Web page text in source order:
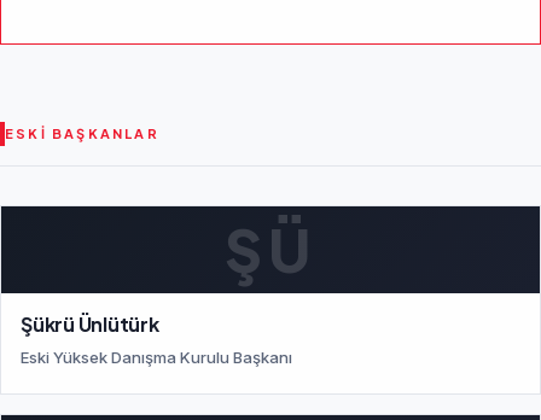
ESKI BAŞKANLAR
ŞÜ
Şükrü Ünlütürk
Eski Yüksek Danışma Kurulu Başkanı